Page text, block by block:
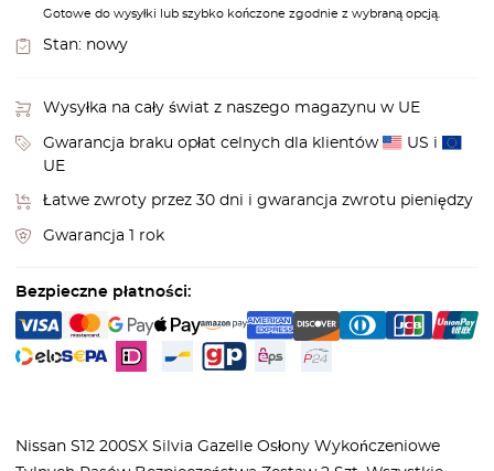
Gotowe do wysyłki lub szybko kończone zgodnie z wybraną opcją.
Stan: nowy
Wysyłka na cały świat z naszego magazynu w UE
Gwarancja braku opłat celnych dla klientów
US i
UE
Łatwe zwroty przez 30 dni i gwarancja zwrotu pieniędzy
Gwarancja 1 rok
Bezpieczne płatności:
Nissan S12 200SX Silvia Gazelle Osłony Wykończeniowe